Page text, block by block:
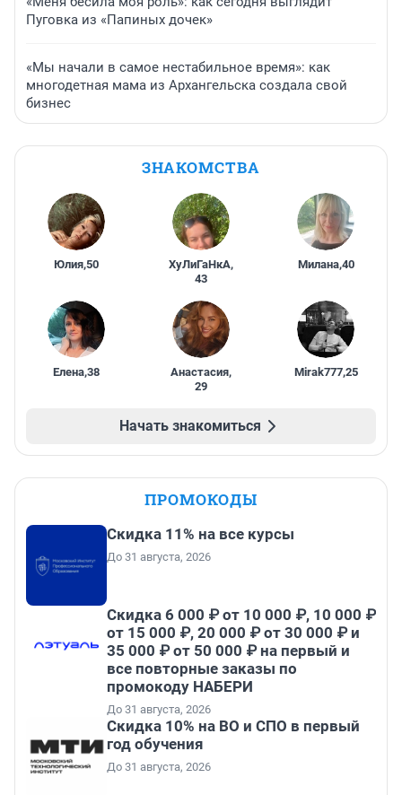
Пуговка из «Папиных дочек»
«Мы начали в самое нестабильное время»: как
многодетная мама из Архангельска создала свой
бизнес
ЗНАКОМСТВА
Юлия,50 ХуЛиГаНкА,
43
Милана,40
Елена,38 Анастасия,
29
Mirak777,25
Начать знакомиться
ПРОМОКОДЫ
Скидка 11% на все курсы
До 31 августа, 2026
Скидка 6 000 ₽ от 10 000 ₽, 10 000 ₽
от 15 000 ₽, 20 000 ₽ от 30 000 ₽ и
35 000 ₽ от 50 000 ₽ на первый и
все повторные заказы по
промокоду НАБЕРИ
До 31 августа, 2026
Скидка 10% на ВО и СПО в первый
год обучения
До 31 августа, 2026